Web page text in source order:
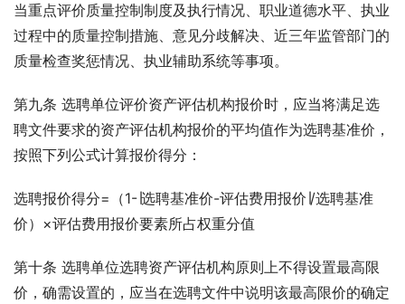
当重点评价质量控制制度及执行情况、职业道德水平、执业
过程中的质量控制措施、意见分歧解决、近三年监管部门的
质量检查奖惩情况、执业辅助系统等事项。
第九条 选聘单位评价资产评估机构报价时，应当将满足选
聘文件要求的资产评估机构报价的平均值作为选聘基准价，
按照下列公式计算报价得分：
选聘报价得分=（1-∣选聘基准价-评估费用报价∣/选聘基准
价）×评估费用报价要素所占权重分值
第十条 选聘单位选聘资产评估机构原则上不得设置最高限
价，确需设置的，应当在选聘文件中说明该最高限价的确定